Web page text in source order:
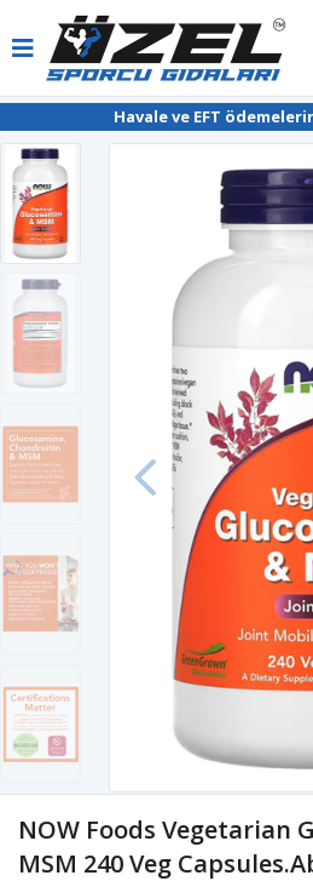
Havale ve EFT
NOW Foods Vegetarian
MSM 240 Veg